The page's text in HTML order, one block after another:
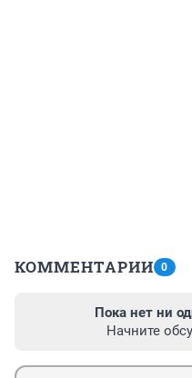
КОММЕНТАРИИ 0
Пока нет ни
Начните